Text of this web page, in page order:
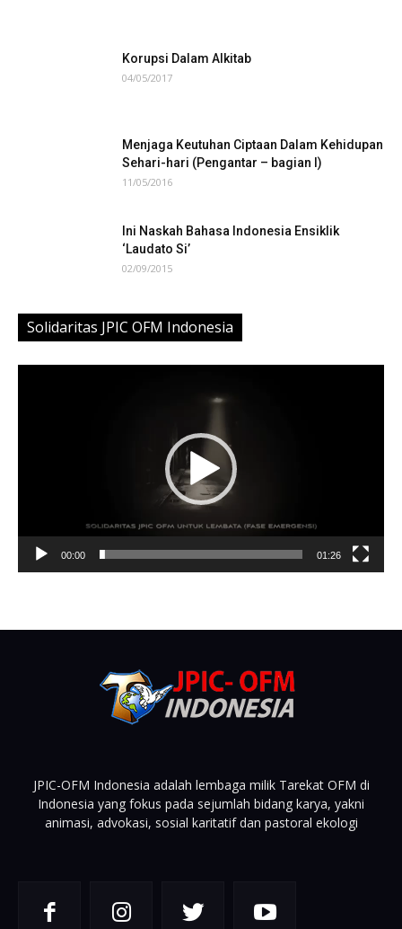
Korupsi Dalam Alkitab
04/05/2017
Menjaga Keutuhan Ciptaan Dalam Kehidupan
Sehari-hari (Pengantar – bagian I)
11/05/2016
Ini Naskah Bahasa Indonesia Ensiklik
‘Laudato Si’
02/09/2015
Solidaritas JPIC OFM Indonesia
00:00 01:26
JPIC-OFM Indonesia adalah lembaga milik Tarekat OFM di
Indonesia yang fokus pada sejumlah bidang karya, yakni
animasi, advokasi, sosial karitatif dan pastoral ekologi